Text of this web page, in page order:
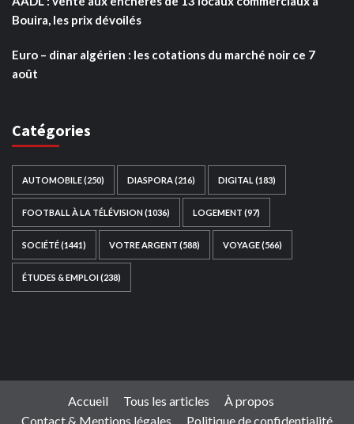
Bouira, les prix dévoilés
Euro – dinar algérien : les cotations du marché noir ce 7
août
Catégories
AUTOMOBILE(250) DIASPORA (216) DIGITAL (183)
FOOTBALL À LA TÉLÉVISION(1036) LOGEMENT (97)
SOCIÉTÉ(1441) VOTRE ARGENT (588) VOYAGE(566)
ÉTUDES & EMPLOI(238)
Accueil Tous les articles
À propos
Contact & Mentions légales
Politique de confidentialité